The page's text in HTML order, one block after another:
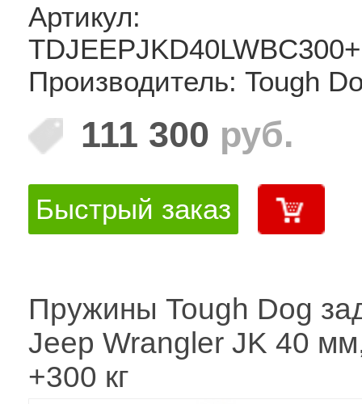
Артикул:
Производитель: Tough
111 300 руб.
Быстрый заказ
Пружины Tough Dog
Jeep Wrangler JK 40
+300 кг